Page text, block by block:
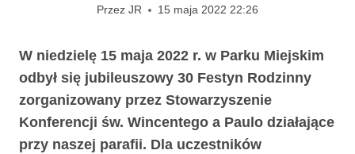
Przez JR 15 maja 2022 22:26
W niedzielę 15 maja 2022 r. w Parku Miejskim
odbył się jubileuszowy 30 Festyn Rodzinny
zorganizowany przez Stowarzyszenie
Konferencji św. Wincentego a Paulo działające
przy naszej parafii. Dla uczestników